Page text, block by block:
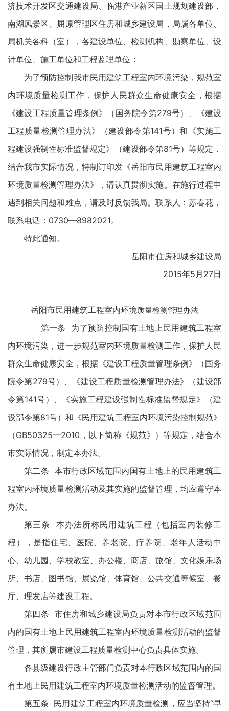
济技术开发区交通建设局、临港产业新区国土规划建设部，
南湖风景区、屈原管理区住房和城乡建设局，局属各单位、
局机关各科（室），各建设单位、检测机构、勘察单位、设
计单位、施工单位和工程监理单位：
为了预防控制我市民用建筑工程室内环境污染，规范室
内环境质量检测工作，保护人民群众生命健康安全，根据
《建设工程质量管理条例》（国务院令第279号）、《建设
工程质量检测管理办法》（建设部令第141号）和《实施工
程建设强制性标准监督规定》（建设部令第81号）等规定，
结合我市实际情况，特制订印发《岳阳市民用建筑工程室内
环境质量检测管理办法》，请认真贯彻实施。在施行过程中
遇到相关问题和难点，请及时反馈我局。联系人：苏春花，
联系电话：0730—8982021。
特此通知。
岳阳市住房和城乡建设局
2015年5月27日
岳阳市民用建筑工程室内环境质量检测管理办法
第一条 为了预防控制国有土地上民用建筑工程室
内环境污染，进一步规范室内环境质量检测工作，保护人民
群众生命健康安全，根据《建设工程质量管理条例》（国务
院令第279号）、《建设工程质量检测管理办法》（建设部
令第141号）、《实施工程建设强制性标准监督规定》（建
设部令第81号）和《民用建筑工程室内环境污染控制规范》
（GB50325—2010，以下简称《规范》）等规定，结合本
市实际情况，制定本办法。
第二条 本市行政区域范围内国有土地上的民用建筑工
程室内环境质量检测活动及其实施的监督管理，均应遵守本
办法。
第三条 本办法所称民用建筑工程（包括室内装修工
程），是指住宅、医院、养老院、疗养院、老年人活动中
心、幼儿园、学校教室、办公楼、商店、旅馆、文化娱乐场
所、书店、图书馆、展览馆、体育馆、公共交通等候室、餐
厅、理发店等建设工程。
第四条 市住房和城乡建设局负责对本市行政区域范围
内的国有土地上民用建筑工程室内环境质量检测活动的监督
管理，其所属市建设工程质量检测中心负责具体实施。
各县级建设行政主管部门负责对本行政区域范围内的国
有土地上民用建筑工程室内环境质量检测活动的监督管理。
第五条 民用建筑工程室内环境质量检测，应当坚持“早